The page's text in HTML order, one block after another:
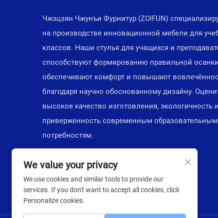
Чжэцзян Чжунъи Фурнитур (ZOIFUN)
на производстве инновационной мебели для
классов. Наши стулья для учащихся и
способствуют формированию правильной
обеспечивают комфорт и повышают
благодаря научно обоснованному дизайну.
высокое качество изготовления, экологичность
приверженность современным образовательным
потребностям.
We value your privacy
We use cookies and similar tools to provide our
services. If you don't want to accept all cookies, click
Personalize cookies.